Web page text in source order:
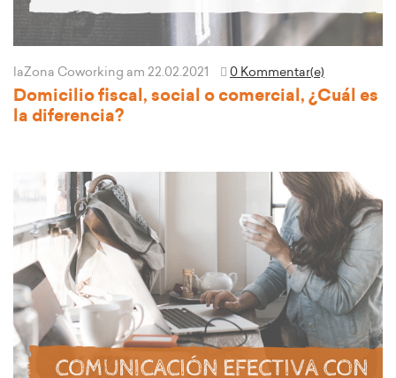
laZona Coworking am 22.02.2021 0 Kommentar(e)
Domicilio fiscal, social o comercial, ¿Cuál es
la diferencia?